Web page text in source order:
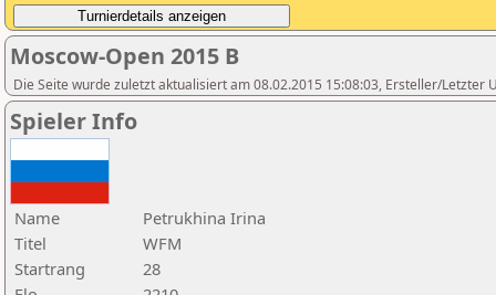
Moscow-Open 2015 B
Die Seite wurde zuletzt aktualisiert am 08.02.2015 15:08:03, Ersteller/Letzter
Spieler Info
Name
Petrukhina Irina
Titel
WFM
Startrang
28